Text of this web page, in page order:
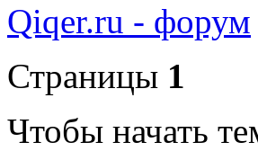
Qiqer.ru - форум
Страницы 1
Чтобы начать